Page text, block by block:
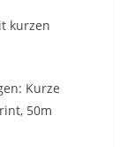
Kurze
50m